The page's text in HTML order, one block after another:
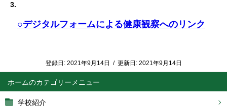
ホーム
学校紹介
3.
○デジタルフォームによる健康観察へのリンク
登録日: 2021年9月14日 / 更新日: 2021年9月14日